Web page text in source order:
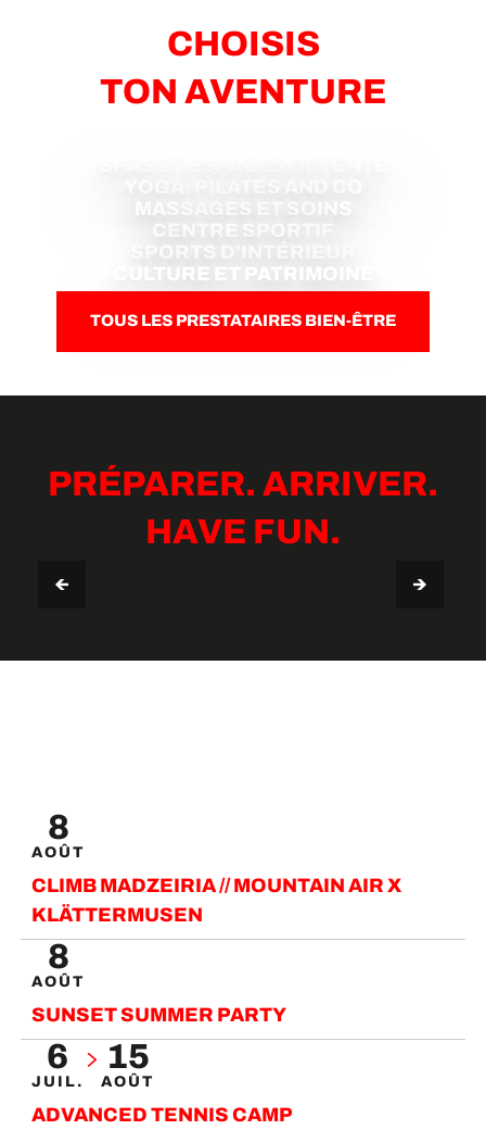
CHOISIS
TON AVENTURE
MASSAGES ET SOINS
CENTRE SPORTIF
SPORTS D’INTÉRIEUR
CULTURE ET PATRIMOINE
TOUS LES PRESTATAIRES BIEN-ÊTRE
PRÉPARER. ARRIVER.
HAVE FUN.
RESTAURANTS ET BARS
8
AOÛT
CLIMB MADZEIRIA // MOUNTAIN AIR X
KLÄTTERMUSEN
8
AOÛT
SUNSET SUMMER PARTY
6
JUIL.
15
AOÛT
ADVANCED TENNIS CAMP